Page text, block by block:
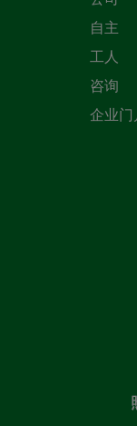
自主
工人
咨询
企业门